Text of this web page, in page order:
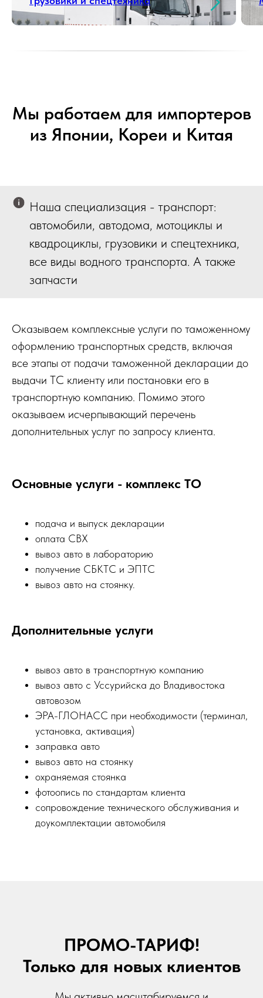
Мы работаем для импортеров
из Японии, Кореи и Китая
Наша специализация - транспорт:
автомобили, автодома, мотоциклы и
квадроциклы, грузовики и спецтехника,
все виды водного транспорта. А также
запчасти
Оказываем комплексные услуги по таможенному
оформлению транспортных средств, включая
все этапы от подачи таможенной декларации до
выдачи ТС клиенту или постановки его в
транспортную компанию. Помимо этого
оказываем исчерпывающий перечень
дополнительных услуг по запросу клиента.
Основные услуги - комплекс ТО
подача и выпуск декларации
оплата СВХ
вывоз авто в лабораторию
получение СБКТС и ЭПТС
вывоз авто на стоянку.
Дополнительные услуги
вывоз авто в транспортную компанию
вывоз авто с Уссурийска до Владивостока
автовозом
ЭРА-ГЛОНАСС при необходимости (терминал,
установка, активация)
заправка авто
вывоз авто на стоянку
охраняемая стоянка
фотоопись по стандартам клиента
сопровождение технического обслуживания и
доукомплектации автомобиля
ПРОМО-ТАРИФ!
Только для новых клиентов